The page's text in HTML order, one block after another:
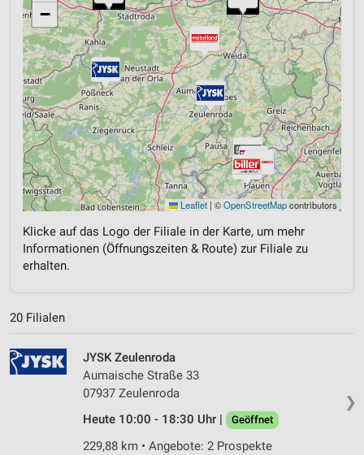
−
Leaflet | ©OpenStreetMapcontributors
Klicke auf das Logo der Filiale in der Karte, um mehr
Informationen (Öffnungszeiten & Route) zur Filiale zu
erhalten.
20 Filialen
❯
JYSK Zeulenroda
Aumaische Straße 33
07937 Zeulenroda
Heute 10:00 - 18:30 Uhr |
Geöffnet
229,88 km • Angebote: 2 Prospekte